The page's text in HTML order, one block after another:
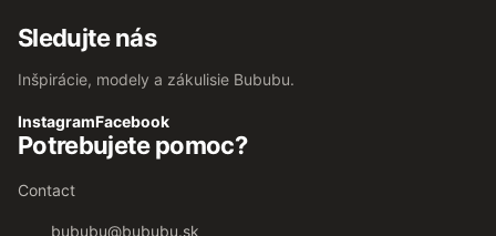
Sledujte nás
Inšpirácie, modely a zákulisie Bububu.
InstagramFacebook
Potrebujete pomoc?
Contact
bububu@bububu.sk